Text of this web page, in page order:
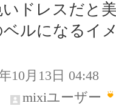
ドレスだと
ベルになるイ
10月13日 04:48
mixiユーザー